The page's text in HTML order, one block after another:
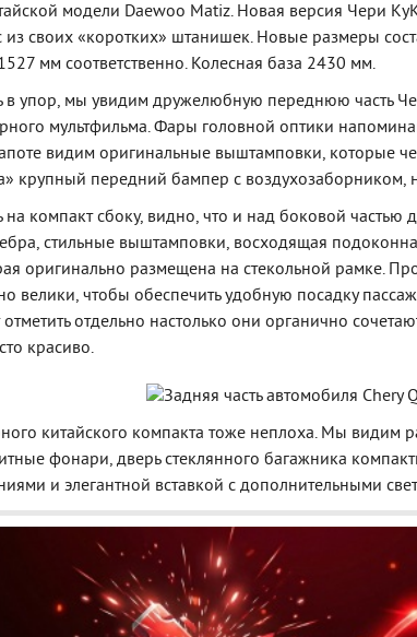
модели Daewoo Matiz. Новая версия Чери
своих «коротких» штанишек. Новые размеры
мм соответственно. Колесная база 2430 мм.
в упор, мы увидим дружелюбную переднюю часть
мультфильма. Фары головной оптики
видим оригинальные выштамповки, которые
крупный передний бампер с
на компакт сбоку, видно, что и над боковой
стильные выштамповки, восходящая
оригинально размещена на стекольной рамке.
велики, чтобы обеспечить удобную посадку
отдельно настолько они органично
красиво.
китайского компакта тоже неплоха. Мы видим
фонари, дверь стеклянного багажника
и элегантной вставкой с дополнительными